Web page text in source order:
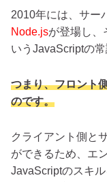
2010年には、サー
Node.jsが登場し、
いうJavaScriptの
つまり、フロント
のです。
クライアント側と
ができるため、エ
JavaScriptのスキ